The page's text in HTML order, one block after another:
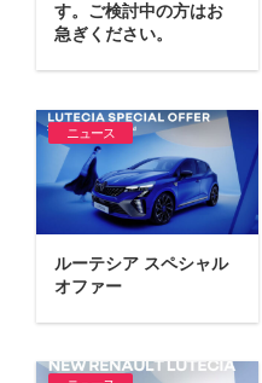
す。ご検討中の方はお
急ぎください。
ニュース
ルーテシア スペシャル
オファー